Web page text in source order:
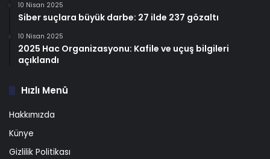
10 Nisan 2025
Siber suçlara büyük darbe: 27 ilde 237 gözaltı
10 Nisan 2025
2025 Hac Organizasyonu: Kafile ve uçuş bilgileri
açıklandı
Hızlı Menü
Hakkımızda
Künye
Gizlilik Politikası